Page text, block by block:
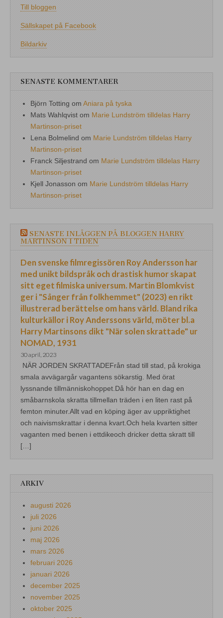
Till bloggen
Sällskapet på Facebook
Bildarkiv
SENASTE KOMMENTARER
Björn Totting om Aniara på tyska
Mats Wahlqvist om Marie Lundström tilldelas Harry
Martinson-priset
Lena Bolmelind om Marie Lundström tilldelas Harry
Martinson-priset
Franck Siljestrand om Marie Lundström tilldelas Harry
Martinson-priset
Kjell Jonasson om Marie Lundström tilldelas Harry
Martinson-priset
SENASTE INLÄGGEN PÅ BLOGGEN HARRY
MARTINSON I TIDEN
Den svenske filmregissören Roy Andersson har
med unikt bildspråk och drastisk humor skapat
sitt eget filmiska universum. Martin Blomkvist
ger i "Sånger från folkhemmet" (2023) en rikt
illustrerad berättelse om hans värld. Bland rika
kulturkällor i Roy Anderssons värld, möter bl.a
Harry Martinsons dikt "När solen skrattade" ur
NOMAD, 1931
30 april, 2023
NÄR JORDEN SKRATTADEFrån stad till stad, på krokiga
smala avvägargår vagantens sökarstig. Med örat
lyssnande tillmänniskohoppet.Då hör han en dag en
småbarnskola skratta tillmellan träden i en liten rast på
femton minuter.Allt vad en köping äger av uppriktighet
och naivismskrattar i denna kvart.Och hela kvarten sitter
vaganten med benen i ettdikeoch dricker detta skratt till
[…]
ARKIV
augusti 2026
juli 2026
juni 2026
maj 2026
mars 2026
februari 2026
januari 2026
december 2025
november 2025
oktober 2025